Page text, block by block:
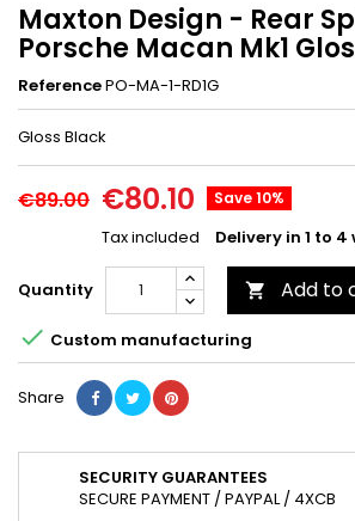
Maxton Design - Rear
Porsche Macan Mk1
ReferencePO-MA-1-RD1G
Gloss Black
€89.00 €80.10 Save 10%
Tax included Delivery in 1 to 4
Quantity  Add to
 Custom manufacturing
Share
SECURITY GUARANTEES
SECURE PAYMENT / PAYPAL / 4XCB